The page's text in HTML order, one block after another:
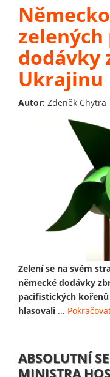
dodávky
Ukrajinu
Autor: Zdeněk Chytra
Zelení se na svém
německé dodávky
pacifistických
hlasovali ...
ABSOLUTNÍ
MINISTRA